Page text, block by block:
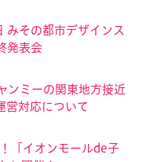
みその都市デザインス
発表会
ンミーの関東地方接近
対応について
「イオンモールde子